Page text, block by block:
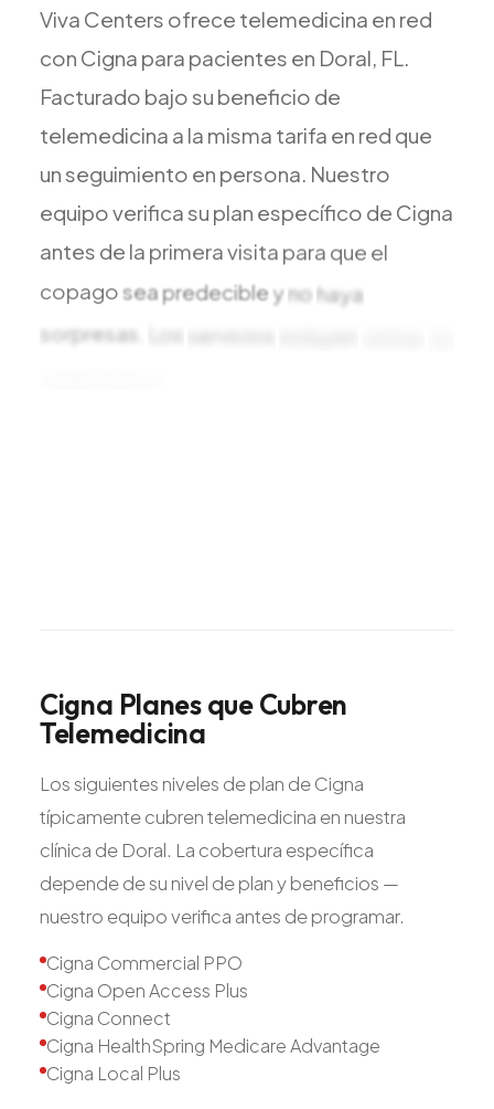
Todos los Servicios
Ansiedad
Depresión
Trastorno Bipolar
Manejo de Medicamentos
Migraña
Viva Centers ofrece telemedicina en red
con Cigna para pacientes en Doral, FL.
Facturado bajosu beneficio de
telemedicina a la misma tarifa en red que
unseguimiento en persona. Nuestro
equipoverificasu plan específico de Cigna
antes de la primeravisita para que el
copagoseapredecibleynohaya
sorpresas.
Los servicios
Cigna PlanesqueCubren
Telemedicina
Los siguientes niveles de plan de Cigna
típicamente cubren telemedicina en nuestra
clínica de Doral. La cobertura específica
depende de su nivel de plan y beneficios —
nuestro equipo verifica antes de programar.
Cigna Commercial PPO
Cigna Open Access Plus
Cigna Connect
Cigna HealthSpring Medicare Advantage
Cigna Local Plus